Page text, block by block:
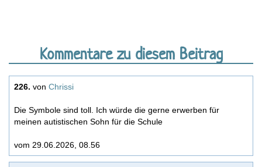
Kommentare zu diesem Beitrag
226. von Chrissi
Die Symbole sind toll. Ich würde die gerne erwerben für
meinen autistischen Sohn für die Schule
vom 29.06.2026, 08.56